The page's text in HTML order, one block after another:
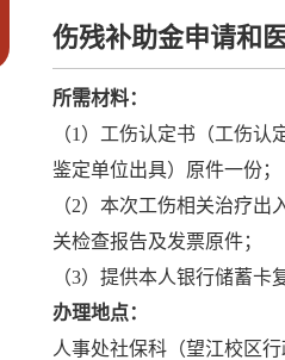
伤残补助金申请和
所需材料：
（1）工伤认定书（工伤
鉴定单位出具）原件一份；
（2）本次工伤相关治疗
关检查报告及发票原件；
（3）提供本人银行储蓄卡
办理地点：
人事处社保科（望江校区行